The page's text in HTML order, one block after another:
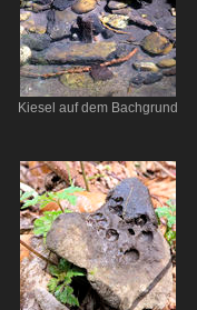
Kiesel auf dem Bachgrund